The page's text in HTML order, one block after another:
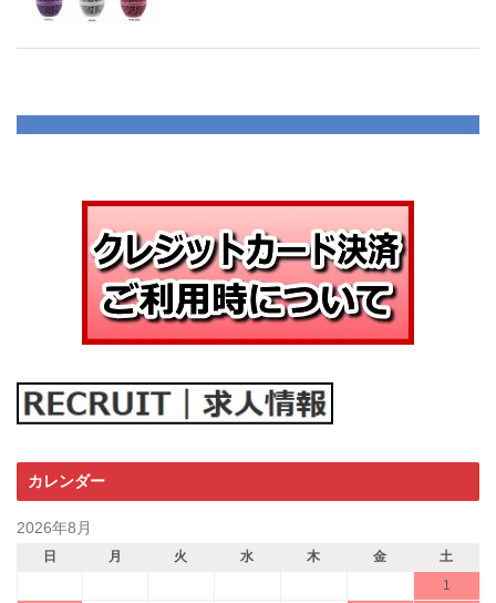
カレンダー
2026年8月
日 月 火 水 木 金
土
1